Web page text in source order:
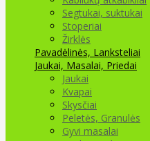
Segtukai, suktukai
Stoperiai
Žirklės
Pavadėlinės, Lanksteliai
Jaukai, Masalai, Priedai
Jaukai
Kvapai
Skysčiai
Peletės, Granulės
Gyvi masalai